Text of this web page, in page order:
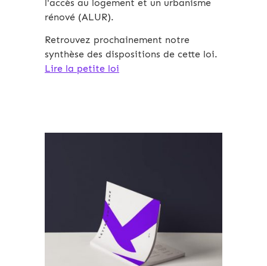
l'accès au logement et un urbanisme
rénové (ALUR).
Retrouvez prochainement notre
synthèse des dispositions de cette loi.
Lire la petite loi